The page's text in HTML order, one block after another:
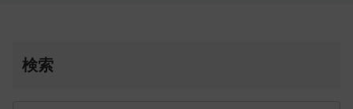
検索